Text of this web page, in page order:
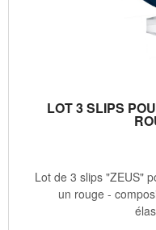
LOT 3 SLIPS
Lot de 3 slips "ZEUS"
un rouge -